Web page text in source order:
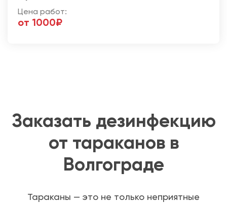
Цена работ:
от 1000₽
Заказать дезинфекцию
от тараканов в
Волгограде
Тараканы — это не только неприятные